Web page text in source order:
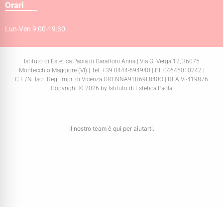
Orari
Lun-Ven 9:00-19:30
Istituto di Estetica Paola di Garaffoni Anna | Via G. Verga 12, 36075
Montecchio Maggiore (VI) | Tel. +39 0444-694940 | P.I. 04645010242 |
C.F./N. Iscr. Reg. Impr. di Vicenza GRFNNA91R69L840O | REA VI-419876
Copyright © 2026 by Istituto di Estetica Paola
Il nostro team è qui per aiutarti.